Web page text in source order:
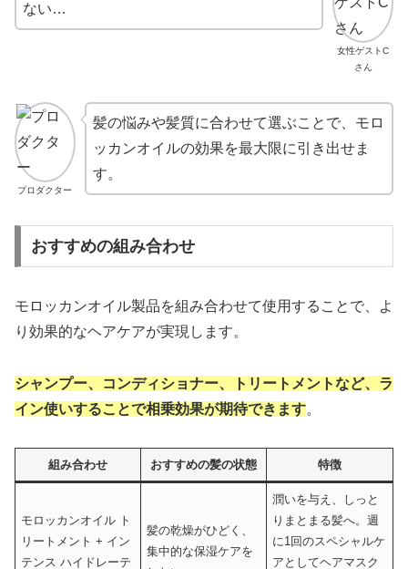
女性ゲストC
さん
ない…
プロダクター
髪の悩みや髪質に合わせて選ぶことで、モロ
ッカンオイルの効果を最大限に引き出せま
す。
おすすめの組み合わせ
モロッカンオイル製品を組み合わせて使用することで、よ
り効果的なヘアケアが実現します。
シャンプー、コンディショナー、トリートメントなど、ラ
イン使いすることで相乗効果が期待できます。
組み合わせ おすすめの髪の状態 特徴
モロッカンオイル ト
リートメント + イン
テンス ハイドレーテ
髪の乾燥がひどく、
集中的な保湿ケアを
潤いを与え、しっと
りまとまる髪へ。週
に1回のスペシャルケ
アとしてヘアマスク